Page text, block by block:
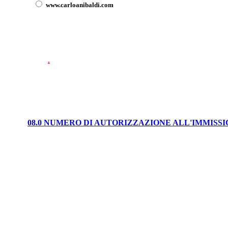
www.carloanibaldi.com
.
08.0 NUMERO DI AUTORIZZAZIONE